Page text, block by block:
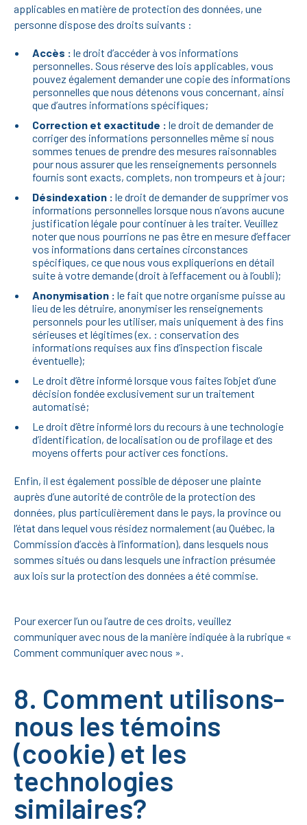
applicables en matière de protection des données, une
personne dispose des droits suivants :
Accès : le droit d’accéder à vos informations
personnelles. Sous réserve des lois applicables, vous
pouvez également demander une copie des informations
personnelles que nous détenons vous concernant, ainsi
que d’autres informations spécifiques;
Correction et exactitude :le droit de demander de
corriger des informations personnelles même si nous
sommes tenues de prendre des mesures raisonnables
pour nous assurer que les renseignements personnels
fournis sont exacts, complets, non trompeurs et à jour;
Désindexation : le droit de demander de supprimer vos
informations personnelles lorsque nous n’avons aucune
justification légale pour continuer à les traiter. Veuillez
noter que nous pourrions ne pas être en mesure d’effacer
vos informations dans certaines circonstances
spécifiques, ce que nous vous expliquerions en détail
suite à votre demande (droit à l’effacement ou à l’oubli);
Anonymisation : le fait que notre organisme puisse au
lieu de les détruire, anonymiser les renseignements
personnels pour les utiliser, mais uniquement à des fins
sérieuses et légitimes (ex. : conservation des
informations requises aux fins d’inspection fiscale
éventuelle);
Le droit d’être informé lorsque vous faites l’objet d’une
décision fondée exclusivement sur un traitement
automatisé;
Le droit d’être informé lors du recours à une technologie
d’identification, de localisation ou de profilage et des
moyens offerts pour activer ces fonctions.
Enfin, il est également possible de déposer une plainte
auprès d’une autorité de contrôle de la protection des
données, plus particulièrement dans le pays, la province ou
l’état dans lequel vous résidez normalement (au Québec, la
Commission d’accès à l’information), dans lesquels nous
sommes situés ou dans lesquels une infraction présumée
aux lois sur la protection des données a été commise.
Pour exercer l’un ou l’autre de ces droits, veuillez
communiquer avec nous de la manière indiquée à la rubrique «
Comment communiquer avec nous ».
8. Comment utilisons-
nous les témoins
(cookie) et les
technologies
similaires?